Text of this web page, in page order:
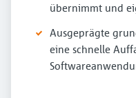
übernimmt und
Ausgeprägte
eine schnelle